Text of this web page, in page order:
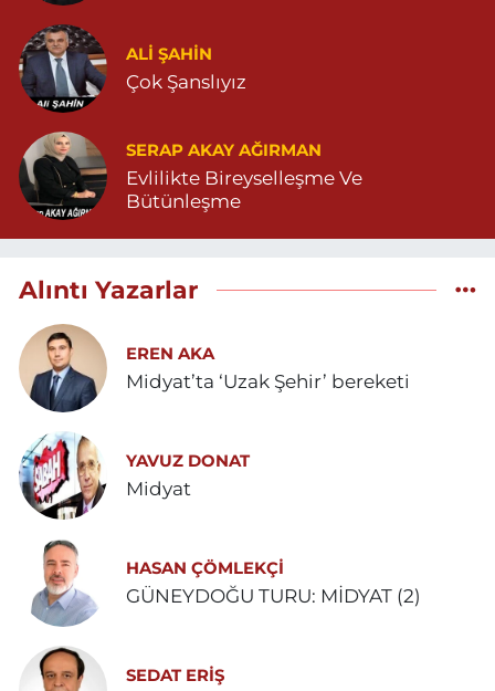
ALI ŞAHİN
Çok Şanslıyız
SERAP AKAY AĞIRMAN
Evlilikte Bireyselleşme Ve
Bütünleşme
Alıntı Yazarlar
EREN AKA
Midyat’ta ‘Uzak Şehir’ bereketi
YAVUZ DONAT
Midyat
HASAN ÇÖMLEKÇİ
GÜNEYDOĞU TURU: MİDYAT (2)
SEDAT ERİŞ